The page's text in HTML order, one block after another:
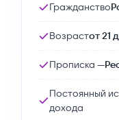
Гражданство
Возрастот 21
Прописка —
Постоянный
дохода